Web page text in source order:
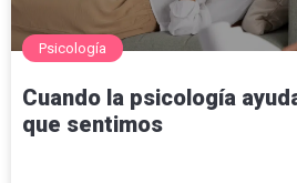
Psicología
Cuando la psicología
que sentimos